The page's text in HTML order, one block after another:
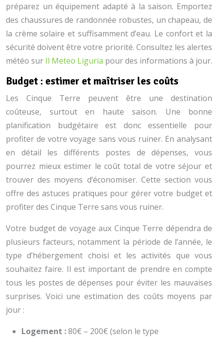
préparez un équipement adapté à la saison. Emportez
des chaussures de randonnée robustes, un chapeau, de
la crème solaire et suffisamment d’eau. Le confort et la
sécurité doivent être votre priorité. Consultez les alertes
météo sur Il Meteo Liguria pour des informations à jour.
Budget : estimer et maîtriser les coûts
Les Cinque Terre peuvent être une destination
coûteuse, surtout en haute saison. Une bonne
planification budgétaire est donc essentielle pour
profiter de votre voyage sans vous ruiner. En analysant
en détail les différents postes de dépenses, vous
pourrez mieux estimer le coût total de votre séjour et
trouver des moyens d’économiser. Cette section vous
offre des astuces pratiques pour gérer votre budget et
profiter des Cinque Terre sans vous ruiner.
Votre budget de voyage aux Cinque Terre dépendra de
plusieurs facteurs, notamment la période de l’année, le
type d’hébergement choisi et les activités que vous
souhaitez faire. Il est important de prendre en compte
tous les postes de dépenses pour éviter les mauvaises
surprises. Voici une estimation des coûts moyens par
jour :
Logement :80€ – 200€ (selon le type